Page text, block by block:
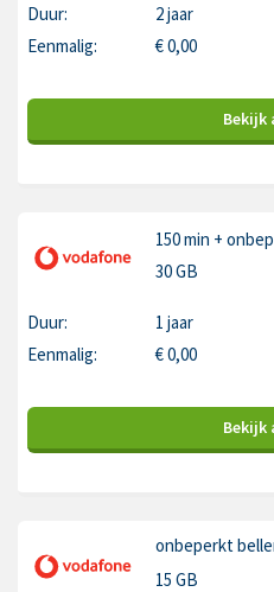
Duur:
2 jaar
Eenmalig:
€0,00
Bekijk
150 min +
30 GB
Duur:
1 jaar
Eenmalig:
€0,00
Bekijk
onbeperkt
15 GB